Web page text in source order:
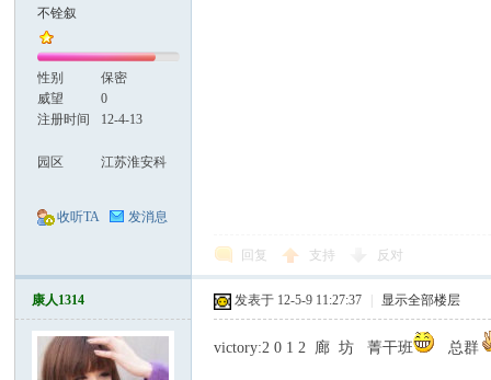
不铨叙
性别
保密
威望
0
注册时间
12-4-13
园区
江苏淮安科
收听TA 发消息
回复 支持 反对
康人1314 发表于 12-5-9 11:27:37 显示全部楼层
victory:2 0 1 2 廊 坊 菁干班 总群